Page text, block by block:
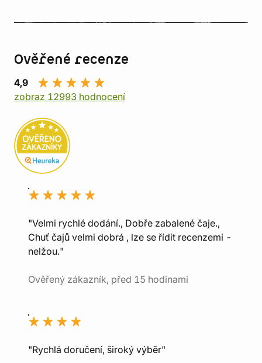
Ověřené recenze
4,9
zobraz 12993 hodnocení
"Velmi rychlé dodání., Dobře zabalené čaje.,
Chuť čajů velmi dobrá , lze se řídit recenzemi -
nelžou."
Ověřený zákazník, před 15 hodinami
"Rychlá doručení, široký výběr"